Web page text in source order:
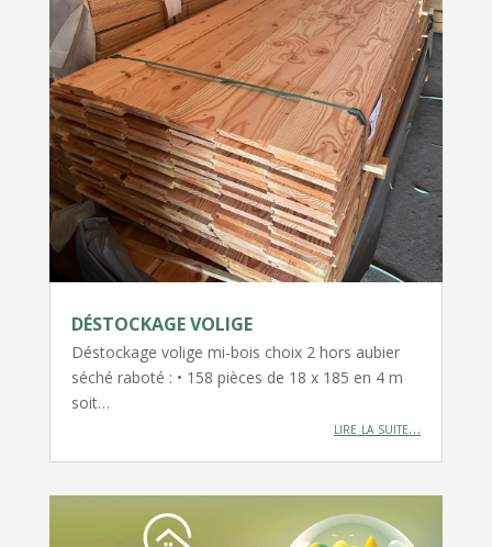
DÉSTOCKAGE VOLIGE
Déstockage volige mi-bois choix 2 hors aubier
séché raboté : • 158 pièces de 18 x 185 en 4 m
soit…
lire la suite…